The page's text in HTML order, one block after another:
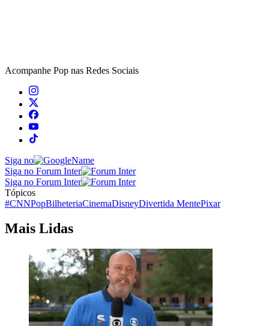
Acompanhe Pop nas Redes Sociais
Siga no
Siga no Forum Inter
Siga no Forum Inter
Tópicos
#CNNPopBilheteriaCinemaDisneyDivertida MentePixar
Mais Lidas